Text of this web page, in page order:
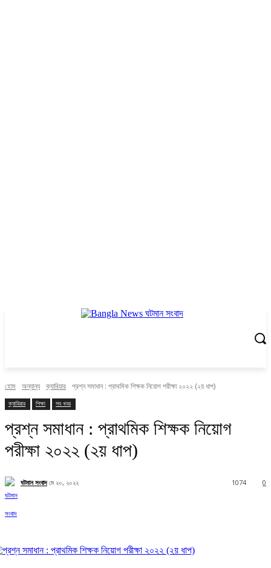
হোম অন্যান্য ক্যারিয়ার প্রশ্ন সমাধান : প্রাথমিক শিক্ষক নিয়োগ পরীক্ষা ২০২২ (২য় ধাপ)
ক্যারিয়ার শিক্ষা সব খবর
প্রশ্ন সমাধান : প্রাথমিক শিক্ষক নিয়োগ
পরীক্ষা ২০২২ (২য় ধাপ)
ঘটমান সংবাদ মে ২০, ২০২২ 0
1074